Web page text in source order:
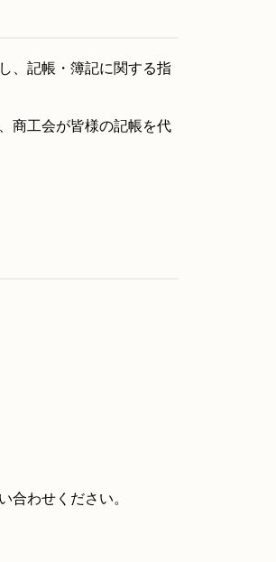
、記帳・簿記に関する指
商工会が皆様の記帳を代
合わせください。